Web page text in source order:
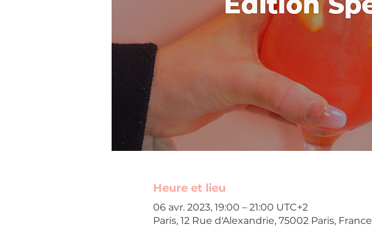
Heure et lieu
06 avr. 2023, 19:00 – 21:00 UTC+2
Paris, 12 Rue d'Alexandrie, 75002 Paris, France